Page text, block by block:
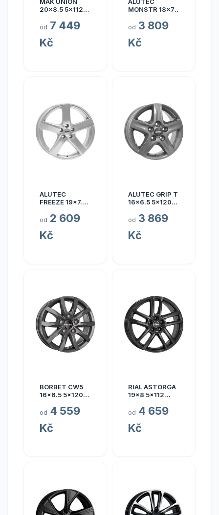
20x8.5 5x112
od 7 449
Kč
MONSTR 18x7.5
od 3 809
Kč
ALUTEC
FREEZE 19x7.5
od 2 609
Kč
ALUTEC GRIP T
16x6.5 5x120
od 3 869
Kč
BORBET CW5
16x6.5 5x120
od 4 559
Kč
RIAL ASTORGA
19x8 5x112
od 4 659
Kč